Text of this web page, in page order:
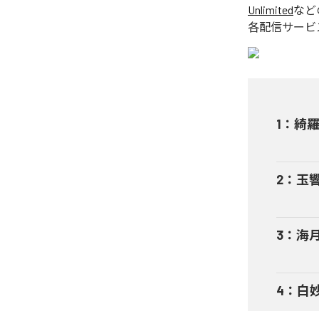
Unlimitedな
各配信サービ
1 ： 綺羅
2 ： 玉
3 ： 海
4 ： 白